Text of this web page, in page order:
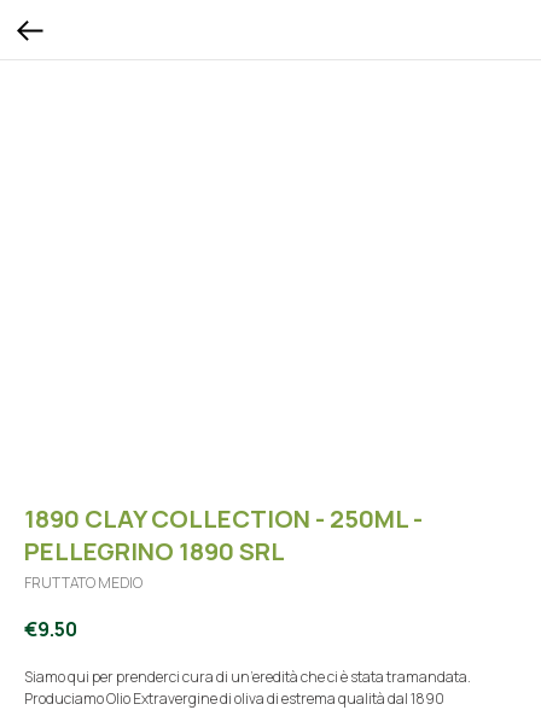
1890 CLAY COLLECTION - 250ML -
PELLEGRINO 1890 SRL
FRUTTATO MEDIO
€9.50
Siamo qui per prenderci cura di un’eredità che ci è stata tramandata.
Produciamo Olio Extravergine di oliva di estrema qualità dal 1890